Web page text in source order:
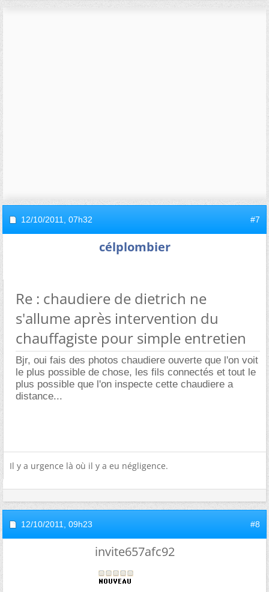
12/10/2011, 07h32 #7
célplombier
Re : chaudiere de dietrich ne
s'allume après intervention du
chauffagiste pour simple entretien
Bjr, oui fais des photos chaudiere ouverte que l'on voit
le plus possible de chose, les fils connectés et tout le
plus possible que l'on inspecte cette chaudiere a
distance...
Il y a urgence là où il y a eu négligence.
12/10/2011, 09h23 #8
invite657afc92